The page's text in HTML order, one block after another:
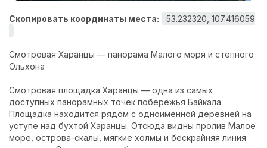
Скопировать координаты места: 53.232320, 107.416059
Смотровая Харанцы — панорама Малого моря и степного
Ольхона
Смотровая площадка Харанцы — одна из самых
доступных панорамных точек побережья Байкала.
Площадка находится рядом с одноимённой деревней на
уступе над бухтой Харанцы. Отсюда видны пролив Малое
море, острова-скалы, мягкие холмы и бескрайняя линия